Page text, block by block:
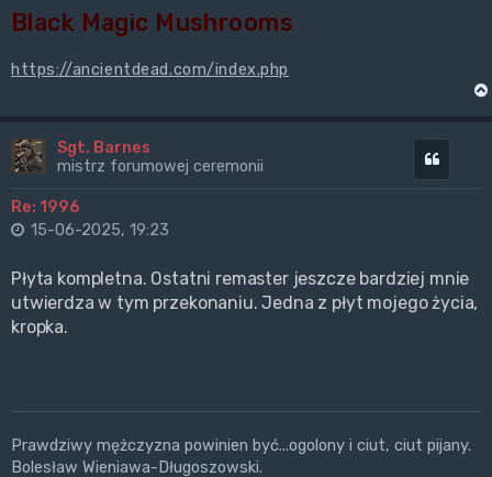
Black Magic Mushrooms
https://ancientdead.com/index.php
Sgt. Barnes
mistrz forumowej ceremonii
Re: 1996
15-06-2025, 19:23
Płyta kompletna. Ostatni remaster jeszcze bardziej mnie
utwierdza w tym przekonaniu. Jedna z płyt mojego życia,
kropka.
Prawdziwy mężczyzna powinien być...ogolony i ciut, ciut pijany.
Bolesław Wieniawa-Długoszowski.